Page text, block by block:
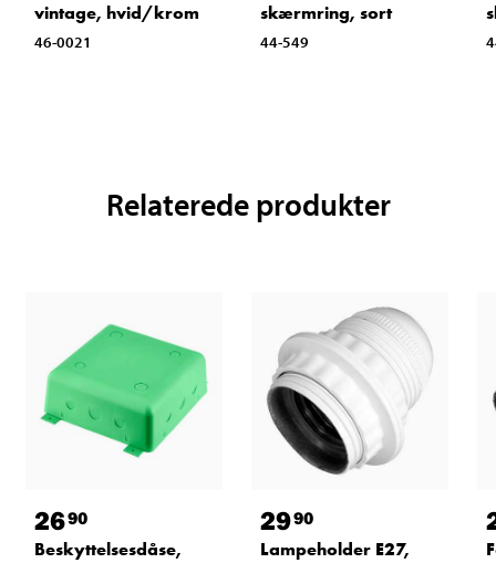
vintage, hvid/krom
46-0021
skærmring, sort
44-549
Relaterede produkter
2690
Beskyttelsesdåse,
2990
Lampeholder E27,